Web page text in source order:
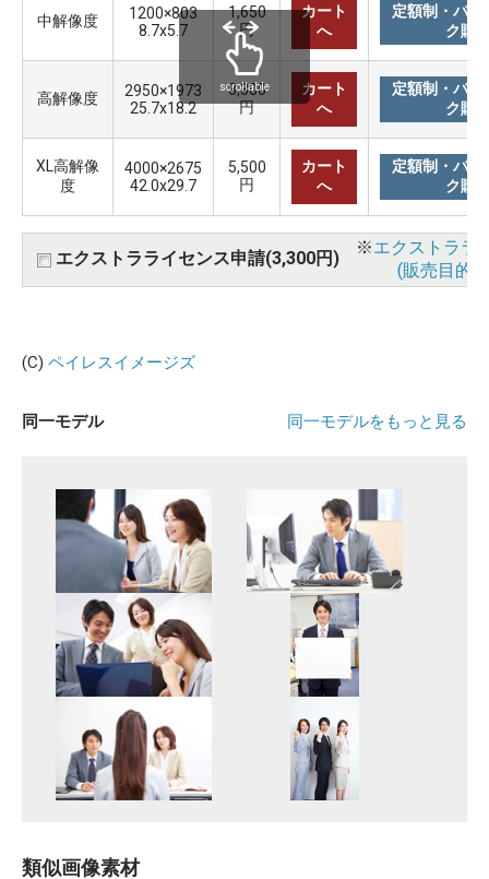
中解像度
1200×803
8.7x5.7
1,650
円
カート
へ
定額制・バリ
ク購
高解像度
2950×1973
25.7x18.2
3,300
円
カート
へ
定額制・バリ
ク購
XL高解像
度
4000×2675
42.0x29.7
5,500
円
カート
へ
定額制・バリ
ク購
エクストラライセンス申請(3,300円)
※エクストララ
(販売目的
scrollable
(C) ペイレスイメージズ
同一モデル 同一モデルをもっと見る
類似画像素材